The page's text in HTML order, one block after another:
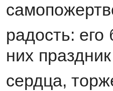
радость:
них
сердца,